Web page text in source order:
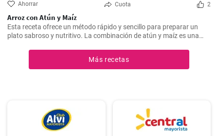
Ahorrar Cuota 2
Arroz con Atún y Maíz
Esta receta ofrece un método rápido y sencillo para preparar un
plato sabroso y nutritivo. La combinación de atún y maíz es una
dieta diaria.
Más recetas